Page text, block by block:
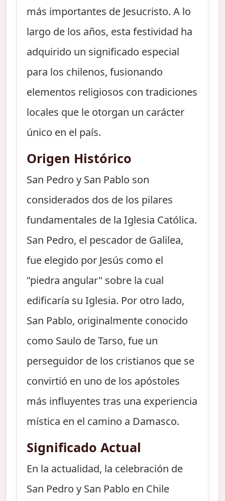
más importantes de Jesucristo. A lo
largo de los años, esta festividad ha
adquirido un significado especial
para los chilenos, fusionando
elementos religiosos con tradiciones
locales que le otorgan un carácter
único en el país.
Origen Histórico
San Pedro y San Pablo son
considerados dos de los pilares
fundamentales de la Iglesia Católica.
San Pedro, el pescador de Galilea,
fue elegido por Jesús como el
"piedra angular" sobre la cual
edificaría su Iglesia. Por otro lado,
San Pablo, originalmente conocido
como Saulo de Tarso, fue un
perseguidor de los cristianos que se
convirtió en uno de los apóstoles
más influyentes tras una experiencia
mística en el camino a Damasco.
Significado Actual
En la actualidad, la celebración de
San Pedro y San Pablo en Chile